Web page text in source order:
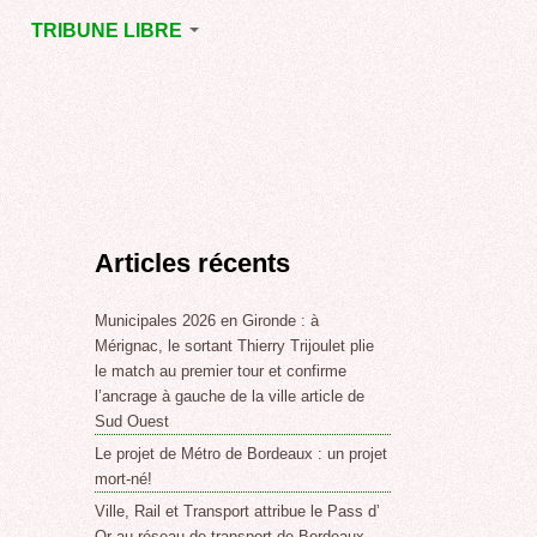
DE
TRIBUNE LIBRE
POINT DE VUE
Articles récents
Municipales 2026 en Gironde : à
Mérignac, le sortant Thierry Trijoulet plie
le match au premier tour et confirme
l’ancrage à gauche de la ville article de
Sud Ouest
Le projet de Métro de Bordeaux : un projet
mort-né!
Ville, Rail et Transport attribue le Pass d’